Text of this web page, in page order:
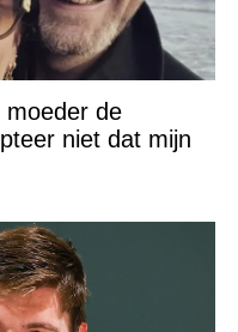
de
niet dat mijn